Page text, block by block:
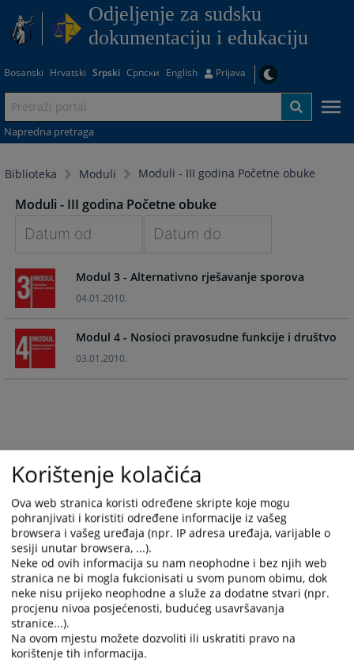
Odjeljenje za sudsku
dokumentaciju i edukaciju
Bosanski Hrvatski Srpski Српски English Prijava
Napredna pretraga
Biblioteka Moduli Moduli - III godina Početne obuke
Moduli - III godina Početne obuke
forward
to
interact
with
the
calendar
and
Press
the
question
mark
key
to
get
the
keyboard
shortcuts
for
changing
dates.
forward
with
and
Press
the
question
mark
key
to
get
the
keyboard
shortcuts
changing
dates.
Modul 3 - Alternativno rješavanje sporova
04.01.2010.
Modul 4 - Nosioci pravosudne funkcije i društvo
03.01.2010.
Korištenje kolačića
Ova web stranica koristi određene skripte koje mogu
pohranjivati i koristiti određene informacije iz vašeg
browsera i vašeg uređaja (npr. IP adresa uređaja, varijable o
sesiji unutar browsera, ...).
Neke od ovih informacija su nam neophodne i bez njih web
stranica ne bi mogla fukcionisati u svom punom obimu, dok
neke nisu prijeko neophodne a služe za dodatne stvari (npr.
procjenu nivoa posjećenosti, budućeg usavršavanja
stranice...).
Na ovom mjestu možete dozvoliti ili uskratiti pravo na
korištenje tih informacija.